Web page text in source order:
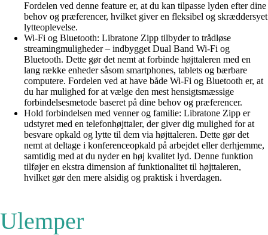
Fordelen ved denne feature er, at du kan tilpasse lyden efter dine
behov og præferencer, hvilket giver en fleksibel og skræddersyet
lytteoplevelse.
Wi-Fi og Bluetooth: Libratone Zipp tilbyder to trådløse
streamingmuligheder – indbygget Dual Band Wi-Fi og
Bluetooth. Dette gør det nemt at forbinde højttaleren med en
lang række enheder såsom smartphones, tablets og bærbare
computere. Fordelen ved at have både Wi-Fi og Bluetooth er, at
du har mulighed for at vælge den mest hensigtsmæssige
forbindelsesmetode baseret på dine behov og præferencer.
Hold forbindelsen med venner og familie: Libratone Zipp er
udstyret med en telefonhøjttaler, der giver dig mulighed for at
besvare opkald og lytte til dem via højttaleren. Dette gør det
nemt at deltage i konferenceopkald på arbejdet eller derhjemme,
samtidig med at du nyder en høj kvalitet lyd. Denne funktion
tilføjer en ekstra dimension af funktionalitet til højttaleren,
hvilket gør den mere alsidig og praktisk i hverdagen.
Ulemper